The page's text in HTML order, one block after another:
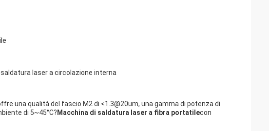
laser a circolazione interna
una qualità del fascio M2 di <1.3@20um, una gamma di potenza di
di 5~45°C? Macchina di saldatura laser a fibra portatilecon